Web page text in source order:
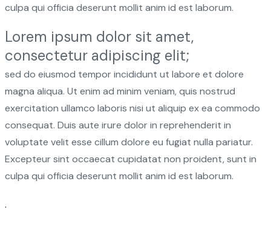
culpa qui officia deserunt mollit anim id est laborum.
Lorem ipsum dolor sit amet,
consectetur adipiscing elit;
sed do eiusmod tempor incididunt ut labore et dolore
magna aliqua. Ut enim ad minim veniam, quis nostrud
exercitation ullamco laboris nisi ut aliquip ex ea commodo
consequat. Duis aute irure dolor in reprehenderit in
voluptate velit esse cillum dolore eu fugiat nulla pariatur.
Excepteur sint occaecat cupidatat non proident, sunt in
culpa qui officia deserunt mollit anim id est laborum.
.